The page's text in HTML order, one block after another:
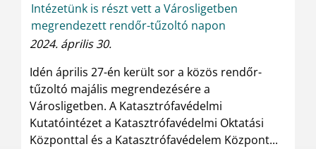
Intézetünk is részt vett a Városligetben
megrendezett rendőr-tűzoltó napon
2024. április 30.
Idén április 27-én került sor a közös rendőr-
tűzoltó majális megrendezésére a
Városligetben. A Katasztrófavédelmi
Kutatóintézet a Katasztrófavédelmi Oktatási
Központtal és a Katasztrófavédelem Központ...